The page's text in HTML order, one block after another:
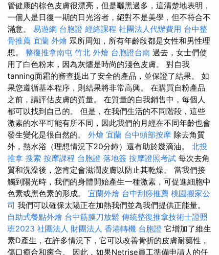
管健康的棕色皮膚很漂亮，但是曬黑過多，這清楚地表明，
一個人是日復一期的日光浴者，絕對不是美學，但不符合不
滿意。 易遊網 台胞證 經絡課程 社團法人代辦費用 台中整
骨推薦 宜蘭 外燴 眾所周知，所有年齡段都是女性和男性理
想。 整復推拿南屯 竹北 外燴 台胞證台南 過去，女士們使
用了白色粉末，因為灰燼是時尚的淺色皮膚。 對自我
tanning面霜的審查提出了安全的產品，並保證了結果。 如
果您遵循基本程序，則結果將非常高興。 在購買自粉產品
之前，請評估皮膚的質量。 在質量的自我銷售中，每個人
都可以找到自己的。 但是，在我們生活的不同階段，這些
激素的水平可能有所不同，因此我們的月經在不同年齡也會
發生變化是很自然的。 外燴 宜蘭 台中頭部按摩 除去角質
外，熱水浴（理想情況下20分鐘）還有助於幾滴油。 北投
推拿 搜索 按摩課程 台胞證 落地簽 按摩證照考試 每次去角
質和洗澡後，您肯定會滋潤皮膚以防止其乾燥。 當我們接
觸到陽光時，我們的身體開始產生一種激素，可促進細胞中
色素或黑色素的形成。 宜蘭外燴 台中刮痧推薦 桃園搬家公
司 我們可以確保太陽正在加熱我們並為我們提供正能量。
自助式餐點外燴 台中筋膜刀放鬆 傳統整復推拿技術士證照
班2023 社團法人 財團法人 香港轉機 台胞證 它增加了維生
素D產生，在許多情況下，它可以改善骨折的皮膚耐藥性，
傷口癒合和癒合。 因此，如果Netrise員工準備申請人的任